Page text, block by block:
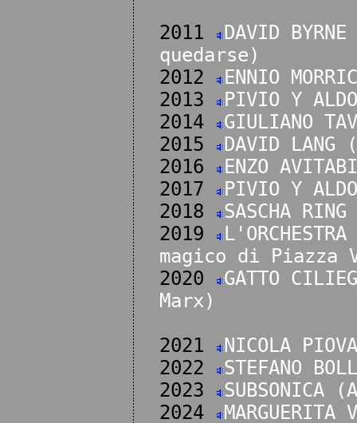
2011
DAVID
quedarse)
2012
ENNIO
2013
PIVIO Y
2014
GIULIANO
2015
DAVID
2016
ENZO
2017
PIVIO Y
2018
SASCHA
2019
magico di
2020
GATTO
Marx)
2021
NICOLA
2022
STEFANO
2023
SUBSONICA
2024